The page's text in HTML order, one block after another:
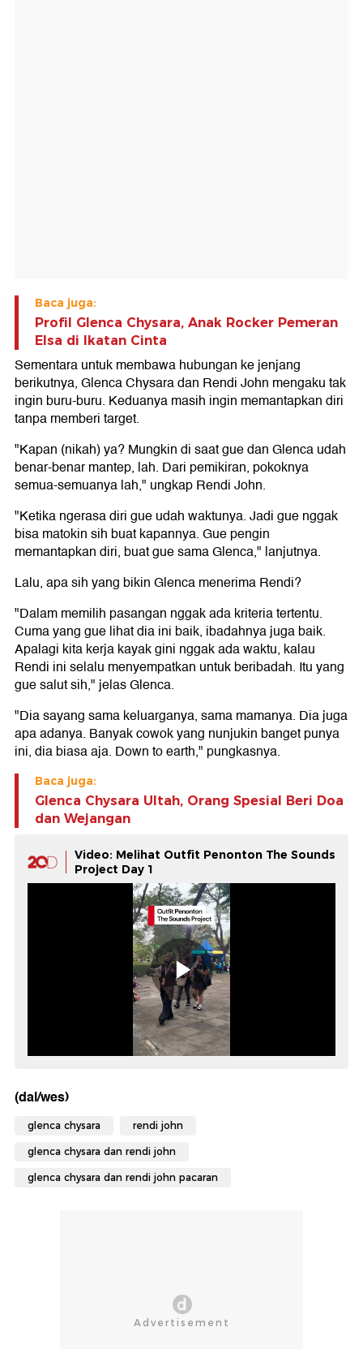
Baca juga:
Profil Glenca Chysara, Anak Rocker Pemeran
Elsa di Ikatan Cinta
Sementara untuk membawa hubungan ke jenjang
berikutnya, Glenca Chysara dan Rendi John mengaku tak
ingin buru-buru. Keduanya masih ingin memantapkan diri
tanpa memberi target.
"Kapan (nikah) ya? Mungkin di saat gue dan Glenca udah
benar-benar mantep, lah. Dari pemikiran, pokoknya
semua-semuanya lah," ungkap Rendi John.
"Ketika ngerasa diri gue udah waktunya. Jadi gue nggak
bisa matokin sih buat kapannya. Gue pengin
memantapkan diri, buat gue sama Glenca," lanjutnya.
Lalu, apa sih yang bikin Glenca menerima Rendi?
"Dalam memilih pasangan nggak ada kriteria tertentu.
Cuma yang gue lihat dia ini baik, ibadahnya juga baik.
Apalagi kita kerja kayak gini nggak ada waktu, kalau
Rendi ini selalu menyempatkan untuk beribadah. Itu yang
gue salut sih," jelas Glenca.
"Dia sayang sama keluarganya, sama mamanya. Dia juga
apa adanya. Banyak cowok yang nunjukin banget punya
ini, dia biasa aja. Down to earth," pungkasnya.
Baca juga:
Glenca Chysara Ultah, Orang Spesial Beri Doa
dan Wejangan
Video: Melihat Outfit Penonton The Sounds
Project Day 1
(dal/wes)
glenca chysara rendi john
glenca chysara dan rendi john
glenca chysara dan rendi john pacaran